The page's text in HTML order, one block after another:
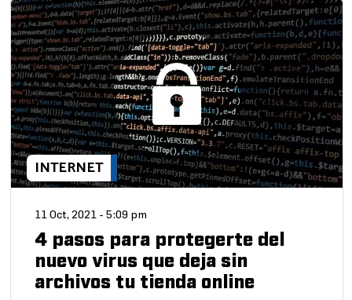
INTERNET
11 Oct, 2021 - 5:09 pm
4 pasos para protegerte del
nuevo virus que deja sin
archivos tu tienda online